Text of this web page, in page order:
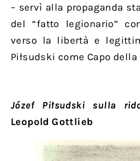
– servì alla propaganda
del “fatto legionario”
verso la libertà e
Piłsudski come Capo della
Józef Piłsudski sulla
Leopold Gottlieb